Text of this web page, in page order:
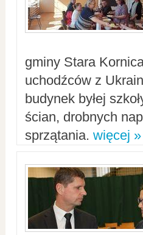
gminy Stara
uchodźców z
budynek byłej
ścian, drobnych
sprzątania. więcej »